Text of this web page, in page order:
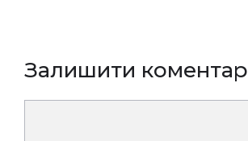
Залишити коментар